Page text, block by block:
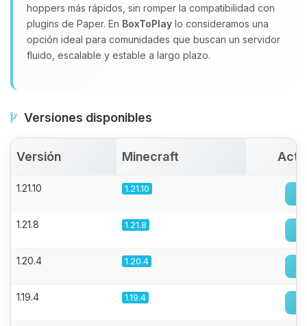
hoppers más rápidos, sin romper la compatibilidad con
plugins de Paper. En BoxToPlay lo consideramos una
opción ideal para comunidades que buscan un servidor
fluido, escalable y estable a largo plazo.
Versiones disponibles
Versión Minecraft
1.21.10 1.21.10
1.21.8 1.21.8
1.20.4 1.20.4
1.19.4 1.19.4